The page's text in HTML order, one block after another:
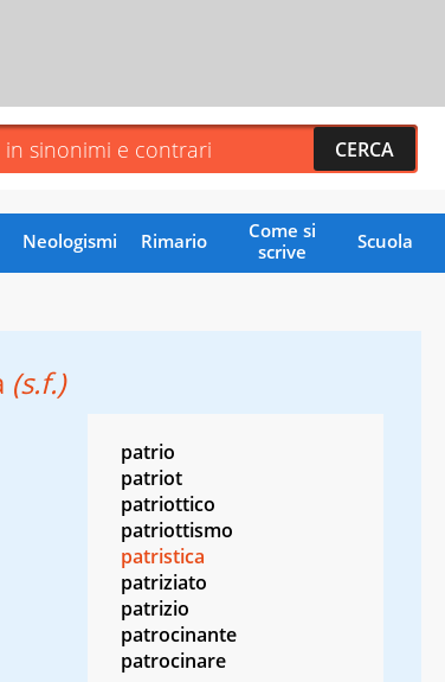
Neologismi Rimario
Come si
scrive
Scuola
(s.f.)
patrio
patriot
patriottico
patriottismo
patristica
patriziato
patrizio
patrocinante
patrocinare